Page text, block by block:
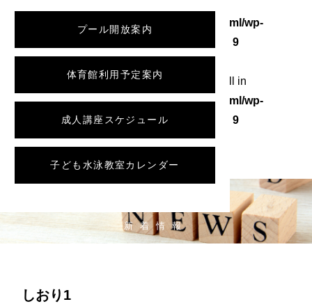
プール開放案内
体育館利用予定案内
成人講座スケジュール
子ども水泳教室カレンダー
/home/wordstock/numasupo.com/public_html/wp-
9
: Attempt to read property "slug" on null in
/home/wordstock/numasupo.com/public_html/wp-
content/themes/numaspo/single.php
9
新着情報
しおり1